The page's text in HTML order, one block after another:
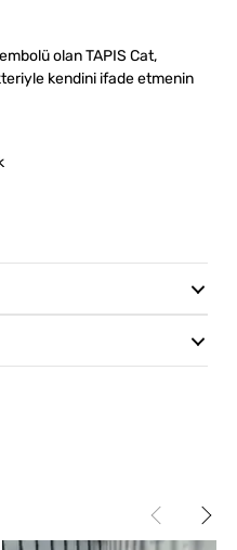
olan TAPIS Cat,
kendini ifade etmenin
57
60